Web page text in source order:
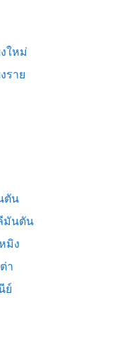
ใหม่
ราย
ตัน
มันตัน
มิง
า
ย์